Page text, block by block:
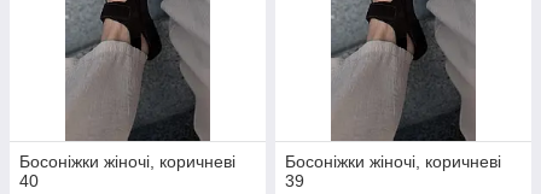
Босоніжки жіночі, коричневі
40
Босоніжки жіночі, коричневі
39